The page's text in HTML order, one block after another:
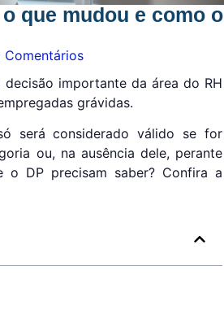
que mudou e como o
Comentários
importante da área do RH
grávidas.
será considerado válido se for
ou, na ausência dele, perante
o DP precisam saber? Confira a